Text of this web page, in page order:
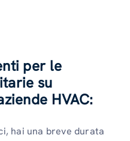
per le
su
HVAC:
hai una breve durata